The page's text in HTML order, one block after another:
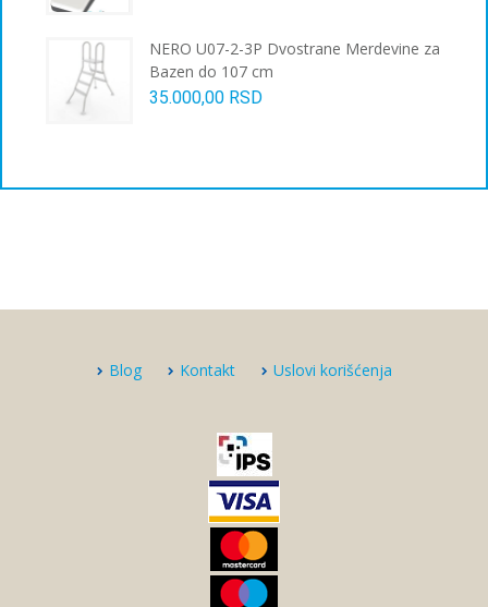
NERO U07-2-3P Dvostrane Merdevine za
Bazen do 107 cm
35.000,00 RSD
Blog Kontakt Uslovi korišćenja